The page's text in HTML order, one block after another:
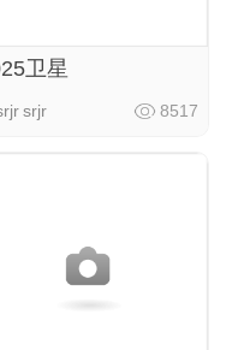
卫星
srjr 8517